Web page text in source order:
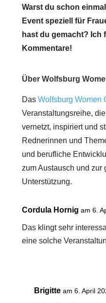
Warst du schon
Event speziell für
hast du gemacht? Ich
Kommentare!
Über Wolfsburg
Das Wolfsburg Women
Veranstaltungsreihe,
vernetzt, inspiriert und
Rednerinnen und
und berufliche
zum Austausch und zur
Unterstützung.
Cordula Hornig am 6.
Das klingt sehr
eine solche
Brigitte am 6. April